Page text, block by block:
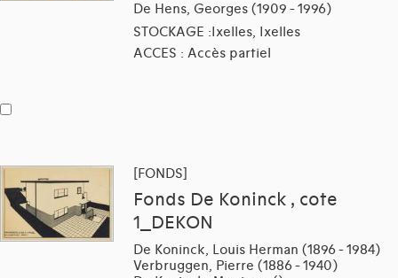
De Hens, Georges (1909 - 1996)
STOCKAGE :Ixelles, Ixelles
ACCES : Accès partiel
[FONDS]
Fonds De Koninck , cote
1_DEKON
De Koninck, Louis Herman (1896 - 1984)
Verbruggen, Pierre (1886 - 1940)